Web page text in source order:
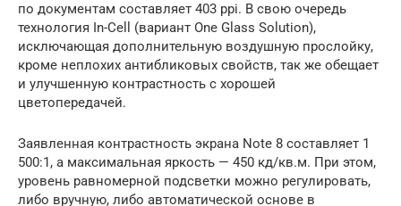
по документам составляет 403 ppi. В свою очередь
технология In-Cеll (вариант Onе Glаss Sоlution),
исключающая дополнительную воздушную прослойку,
кроме неплохих антибликовых свойств, так же обещает
и улучшенную контрастность с хорошей
цветопередачей.
Заявленная контрастность экрана Note 8 составляет 1
500:1, а максимальная яркость — 450 кд/кв.м. При этом,
уровень равномерной подсветки можно регулировать,
либо вручную, либо автоматической основе в